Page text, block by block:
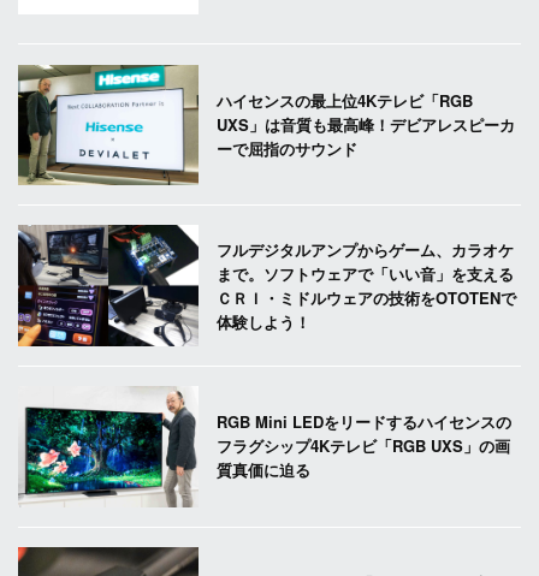
ハイセンスの最上位4Kテレビ「RGB
UXS」は音質も最高峰！デビアレスピーカ
ーで屈指のサウンド
フルデジタルアンプからゲーム、カラオケ
まで。ソフトウェアで「いい音」を支える
ＣＲＩ・ミドルウェアの技術をOTOTENで
体験しよう！
RGB Mini LEDをリードするハイセンスの
フラグシップ4Kテレビ「RGB UXS」の画
質真価に迫る